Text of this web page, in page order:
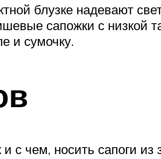
блузке надевают
сапожки с низкой
и сумочку.
с чем, носить сапоги